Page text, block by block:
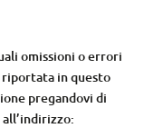
omissioni o errori
in questo
pregandovi di